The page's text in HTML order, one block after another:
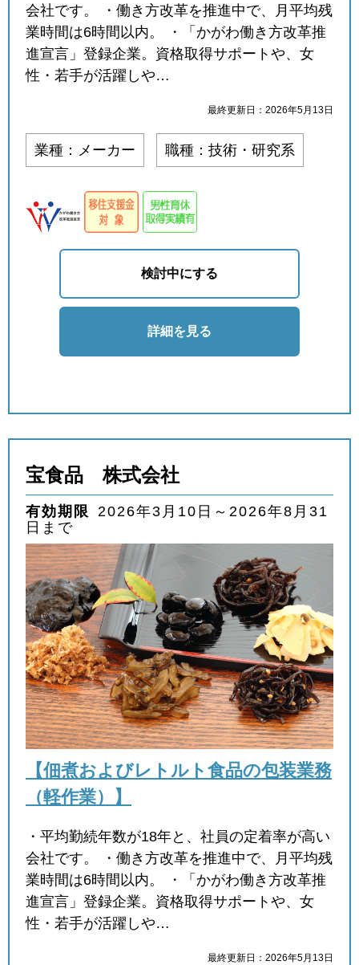
会社です。 ・働き方改革を推進中で、月平均残
業時間は6時間以内。 ・「かがわ働き方改革推
進宣言」登録企業。資格取得サポートや、女
性・若手が活躍しや…
最終更新日：2026年5月13日
業種：メーカー 職種：技術・研究系
検討中にする
詳細を見る
宝食品 株式会社
有効期限 2026年3月10日～2026年8月31
日まで
【佃煮およびレトルト食品の包装業務
（軽作業）】
・平均勤続年数が18年と、社員の定着率が高い
会社です。 ・働き方改革を推進中で、月平均残
業時間は6時間以内。 ・「かがわ働き方改革推
進宣言」登録企業。資格取得サポートや、女
性・若手が活躍しや…
最終更新日：2026年5月13日